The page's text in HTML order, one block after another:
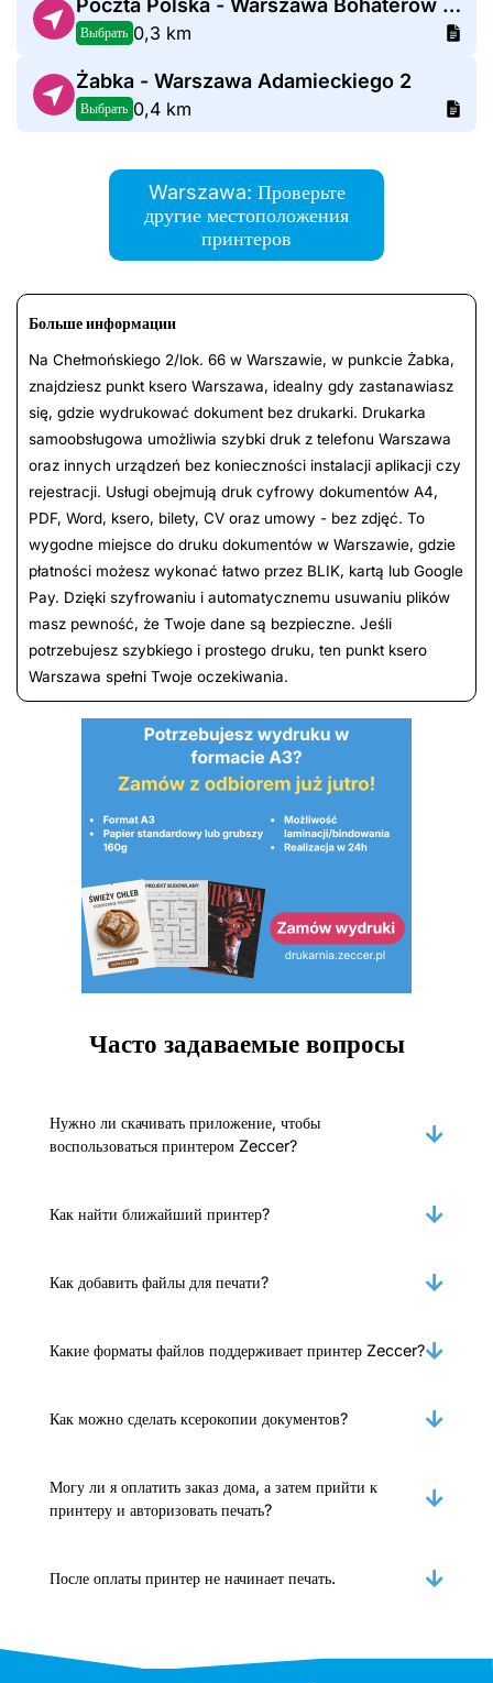
Poczta Polska - Warszawa Bohaterów Warszawy 6
Выбрать 0,3 km
Żabka - Warszawa Adamieckiego 2
Выбрать 0,4 km
Warszawa: Проверьте
другие местоположения
принтеров
Больше информации
Na Chełmońskiego 2/lok. 66 w Warszawie, w punkcie Żabka,
znajdziesz punkt ksero Warszawa, idealny gdy zastanawiasz
się, gdzie wydrukować dokument bez drukarki. Drukarka
samoobsługowa umożliwia szybki druk z telefonu Warszawa
oraz innych urządzeń bez konieczności instalacji aplikacji czy
rejestracji. Usługi obejmują druk cyfrowy dokumentów A4,
PDF, Word, ksero, bilety, CV oraz umowy - bez zdjęć. To
wygodne miejsce do druku dokumentów w Warszawie, gdzie
płatności możesz wykonać łatwo przez BLIK, kartą lub Google
Pay. Dzięki szyfrowaniu i automatycznemu usuwaniu plików
masz pewność, że Twoje dane są bezpieczne. Jeśli
potrzebujesz szybkiego i prostego druku, ten punkt ksero
Warszawa spełni Twoje oczekiwania.
Часто задаваемые вопросы
Нужно ли скачивать приложение, чтобы
воспользоваться принтером Zeccer?
Как найти ближайший принтер?
Как добавить файлы для печати?
Какие форматы файлов поддерживает принтер Zeccer?
Как можно сделать ксерокопии документов?
Могу ли я оплатить заказ дома, а затем прийти к
принтеру и авторизовать печать?
После оплаты принтер не начинает печать.